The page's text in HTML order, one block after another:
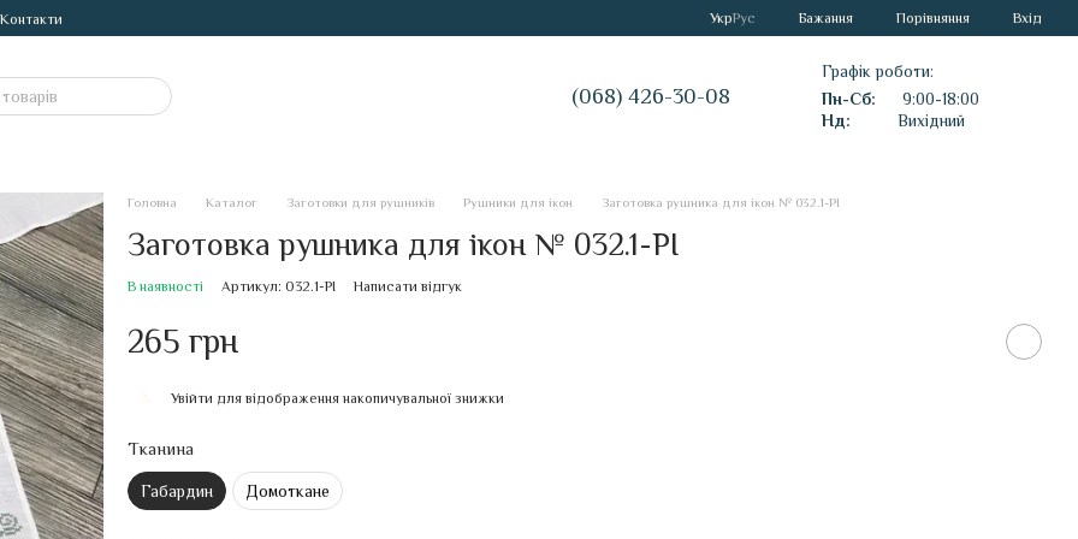
Контакти УкрРус Бажання Порівняння Вхід
(068) 426-30-08
Графік роботи:
Пн-Сб:
9:00-18:00
Нд:
Вихідний
Головна Каталог Заготовки для рушників Рушники для ікон Заготовка рушника для ікон № 032.1-РІ
Заготовка рушника для ікон № 032.1-РІ
В наявності Артикул: 032.1-РІ Написати відгук
265 грн
Увійти для відображення накопичувальної знижки
Тканина
Габардин Домоткане